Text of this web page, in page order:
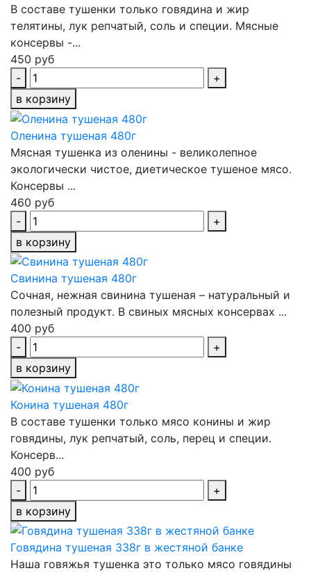
В составе тушенки только говядина и жир
телятины, лук репчатый, соль и специи. Мясные
консервы -...
450 руб
-
+
в корзину
Оленина тушеная 480г
Мясная тушенка из оленины - великолепное
экологически чистое, диетическое тушеное мясо.
Консервы ...
460 руб
-
+
в корзину
Свинина тушеная 480г
Сочная, нежная свинина тушеная – натуральный и
полезный продукт. В свиных мясных консервах ...
400 руб
-
+
в корзину
Конина тушеная 480г
В составе тушенки только мясо конины и жир
говядины, лук репчатый, соль, перец и специи.
Консерв...
400 руб
-
+
в корзину
Говядина тушеная 338г в жестяной банке
Наша говяжья тушенка это только мясо говядины